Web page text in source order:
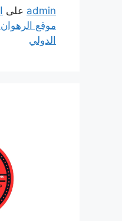
admin على
الدولي